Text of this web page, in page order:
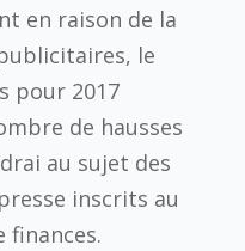
en raison de la
le
pour 2017
de hausses
au sujet des
inscrits au
finances.